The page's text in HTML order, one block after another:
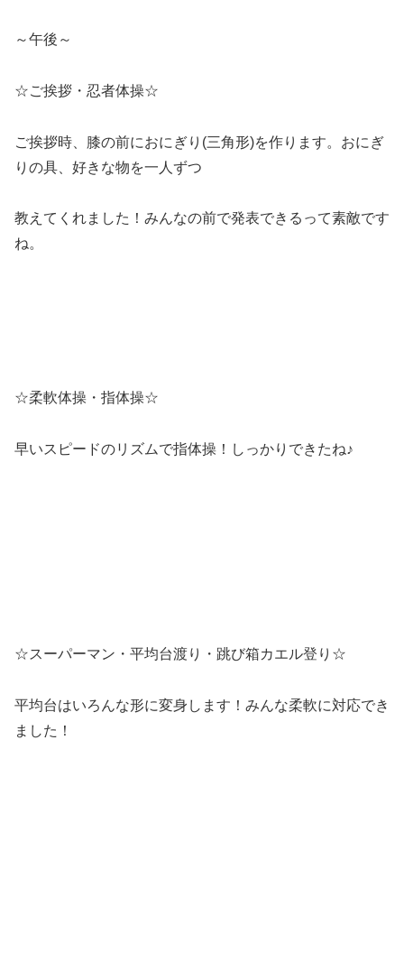
～午後～
☆ご挨拶・忍者体操☆
ご挨拶時、膝の前におにぎり(三角形)を作ります。おにぎ
りの具、好きな物を一人ずつ
教えてくれました！みんなの前で発表できるって素敵です
ね。
☆柔軟体操・指体操☆
早いスピードのリズムで指体操！しっかりできたね♪
☆スーパーマン・平均台渡り・跳び箱カエル登り☆
平均台はいろんな形に変身します！みんな柔軟に対応でき
ました！